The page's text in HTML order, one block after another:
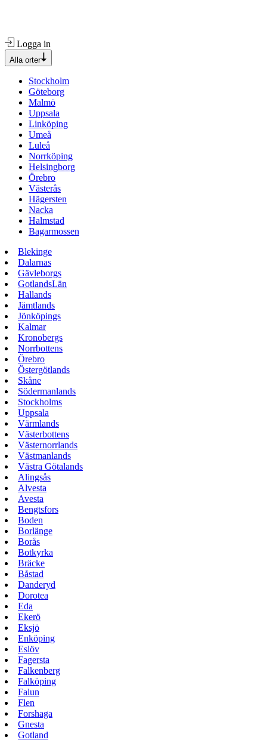
Logga in
Alla orter
Stockholm
Göteborg
Malmö
Uppsala
Linköping
Umeå
Luleå
Norrköping
Helsingborg
Örebro
Västerås
Hägersten
Nacka
Halmstad
Bagarmossen
Blekinge
Dalarnas
Gävleborgs
GotlandsLän
Hallands
Jämtlands
Jönköpings
Kalmar
Kronobergs
Norrbottens
Örebro
Östergötlands
Skåne
Södermanlands
Stockholms
Uppsala
Värmlands
Västerbottens
Västernorrlands
Västmanlands
Västra Götalands
Alingsås
Alvesta
Avesta
Bengtsfors
Boden
Borlänge
Borås
Botkyrka
Bräcke
Båstad
Danderyd
Dorotea
Eda
Ekerö
Eksjö
Enköping
Eslöv
Fagersta
Falkenberg
Falköping
Falun
Flen
Forshaga
Gnesta
Gotland